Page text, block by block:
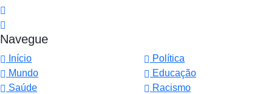
Navegue
Início
Política
Mundo
Educação
Saúde
Racismo